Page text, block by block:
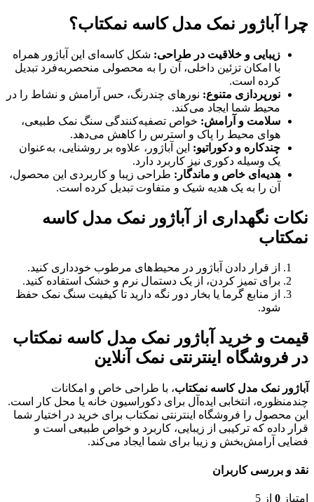
چرا آباژور نمک مدل کاسه نمکتاب؟
زیبایی و خلاقیت در طراحی: شکل کاسه‌ای این آباژور همراه
با امکان تزئین داخلی، آن را به محصولی منحصر‌به‌فرد تبدیل
کرده است.
نورپردازی متنوع: نورهای چندرنگ، حس آرامش و نشاط را در
محیط شما ایجاد می‌کند.
سلامت و آرامش: خواص تصفیه‌کنندگی سنگ نمک طبیعی،
هوای محیط را پاک و استرس را کاهش می‌دهد.
چندکاره و دکوراتیو: این آباژور، علاوه بر روشنایی، به‌عنوان
یک وسیله دکوری نیز کاربرد دارد.
هدیه‌ای خاص و ماندگار : طراحی زیبا و کاربردی این محصول،
آن را به یک هدیه شیک و متفاوت تبدیل کرده است.
نکات نگهداری از آباژور نمک مدل کاسه
نمکتاب
از قرار دادن آباژور در محیط‌های مرطوب خودداری کنید.
برای تمیز کردن، از یک دستمال نرم و خشک استفاده کنید.
از منابع گرما یا بخار دور نگه دارید تا کیفیت سنگ نمک حفظ
شود.
قیمت و خرید آباژور نمک مدل کاسه نمکتاب
در فروشگاه اینترنتی نمک آنلاین
آباژور نمک مدل کاسه نمکتاب، با طراحی خاص و امکانات
چندمنظوره، انتخابی ایده‌آل برای دکوراسیون خانه یا محل کار است.
این محصول را فروشگاه اینترنتی نمکتاب برای خرید در اختیار شما
قرار داده که ترکیبی از زیبایی، کاربرد و خواص طبیعی است و
فضایی آرامش‌بخش و زیبا برای شما ایجاد می‌کند.
نقد و بررسی کاربران
امتیاز 0 از 5